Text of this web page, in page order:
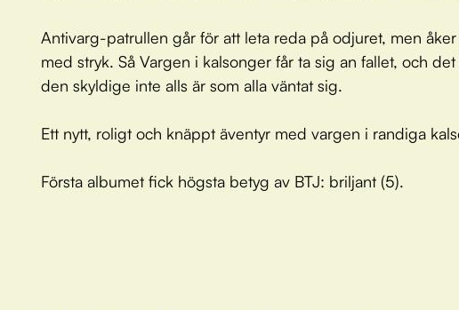
Antivarg-patrullen går för att leta reda på odjuret, men
med stryk. Så Vargen i kalsonger får ta sig an fallet, och
den skyldige inte alls är som alla väntat sig.
Ett nytt, roligt och knäppt äventyr med vargen i randiga
Första albumet fick högsta betyg av BTJ: briljant (5).